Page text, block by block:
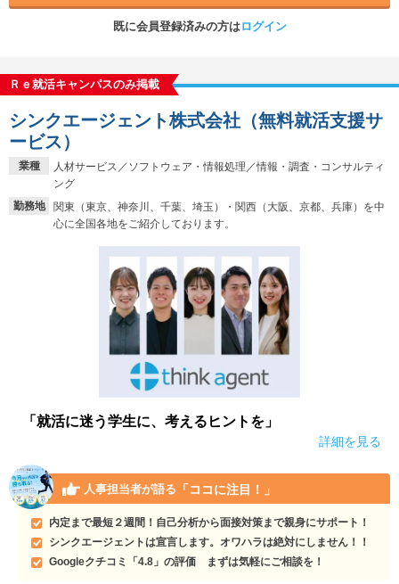
既に会員登録済みの方はログイン
Ｒｅ就活キャンパスのみ掲載
業種
人材サービス／ソフトウェア・情報処理／情報・調査・コンサルティ
ング
勤務地
関東（東京、神奈川、千葉、埼玉）・関西（大阪、京都、兵庫）を中
心に全国各地をご紹介しております。
シンクエージェント株式会社（無料就活支援サ
ービス）
「就活に迷う学生に、考えるヒントを」
詳細を見る
人事担当者が語る 「ココに注目！」
内定まで最短２週間！自己分析から面接対策まで親身にサポート！
シンクエージェントは宣言します。オワハラは絶対にしません！！
Googleクチコミ「4.8」の評価 まずは気軽にご相談を！